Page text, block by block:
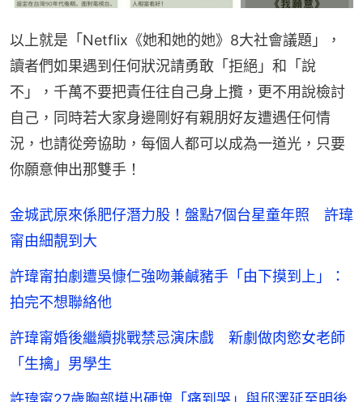
以上就是「Netflix《她和她的她》8大社會議題」，
讀者們如果遇到任何狀況請勇敢「拒絕」和「說
不」，千萬不要把責任往自己身上攬，更不用說檢討
自己，同時若大家身邊剛好有親朋好友遭遇任何情
況，也請從旁協助，每個人都可以成為一道光，只要
你願意伸出那雙手！
金城武原來係肥仔潛力股！盤點7個台星童年照 許瑋
甯由細靚到大
許瑋甯拍劇遭吳慷仁強吻兼鹹豬手「由下摸到上」：
拍完不想聯絡他
許瑋甯婚後繼續挑戰禁忌演床戲 新劇做肉慾女老師
「生擒」男學生